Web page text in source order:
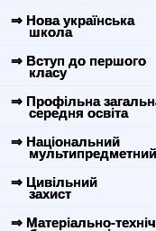
⇒ Нова українська
школа
⇒ Вступ до першого
класу
⇒ Профільна
середня освіта
⇒ Національний
мультипредметний
⇒ Цивільний
захист
⇒ Матеріально-